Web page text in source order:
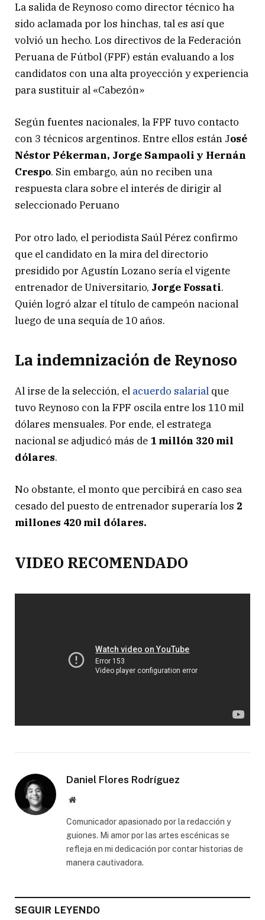
La salida de Reynoso como director técnico ha
sido aclamada por los hinchas, tal es así que
volvió un hecho. Los directivos de la Federación
Peruana de Fútbol (FPF) están evaluando a los
candidatos con una alta proyección y experiencia
para sustituir al «Cabezón»
Según fuentes nacionales, la FPF tuvo contacto
con 3 técnicos argentinos. Entre ellos están José
Néstor Pékerman, Jorge Sampaoli y Hernán
Crespo. Sin embargo, aún no reciben una
respuesta clara sobre el interés de dirigir al
seleccionado Peruano
Por otro lado, el periodista Saúl Pérez confirmo
que el candidato en la mira del directorio
presidido por Agustín Lozano sería el vigente
entrenador de Universitario, Jorge Fossati.
Quién logró alzar el título de campeón nacional
luego de una sequía de 10 años.
La indemnización de Reynoso
Al irse de la selección, el acuerdo salarial que
tuvo Reynoso con la FPF oscila entre los 110 mil
dólares mensuales. Por ende, el estratega
nacional se adjudicó más de 1 millón 320 mil
dólares.
No obstante, el monto que percibirá en caso sea
cesado del puesto de entrenador superaría los 2
millones 420 mil dólares.
VIDEO RECOMENDADO
Daniel Flores Rodríguez
Website
Comunicador apasionado por la redacción y
guiones. Mi amor por las artes escénicas se
refleja en mi dedicación por contar historias de
manera cautivadora.
SEGUIR LEYENDO